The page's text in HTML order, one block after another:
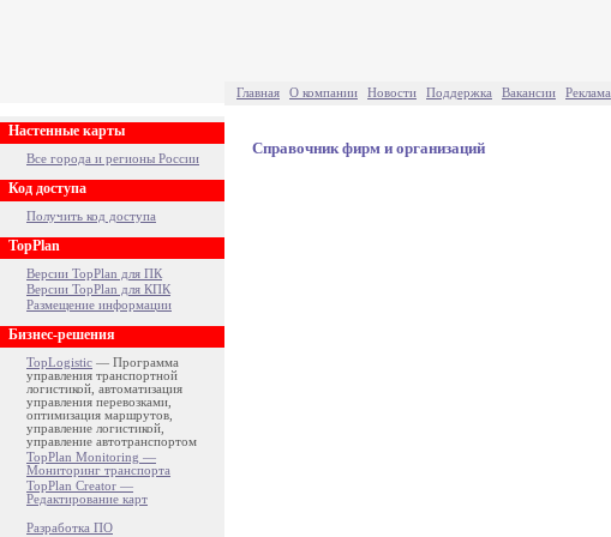
Главная О компании Новости Поддержка Вакансии Реклама
Настенные карты
Все города и регионы России
Код доступа
Получить код доступа
TopPlan
Версии TopPlan для ПК
Версии TopPlan для КПК
Размещение информации
Бизнес-решения
TopLogistic — Программа
управления транспортной
логистикой, автоматизация
управления перевозками,
оптимизация маршрутов,
управление логистикой,
управление автотранспортом
TopPlan Monitoring —
Мониторинг транспорта
TopPlan Creator —
Редактирование карт
Разработка ПО
Справочник фирм и организаций